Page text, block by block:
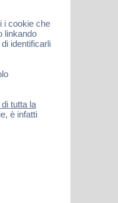
i cookie che
linkando
identificarli
tutta la
è infatti